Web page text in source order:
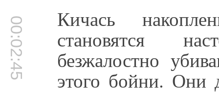
00:02:45 Кичась
становятся
безжалостно
этого бойни. Они